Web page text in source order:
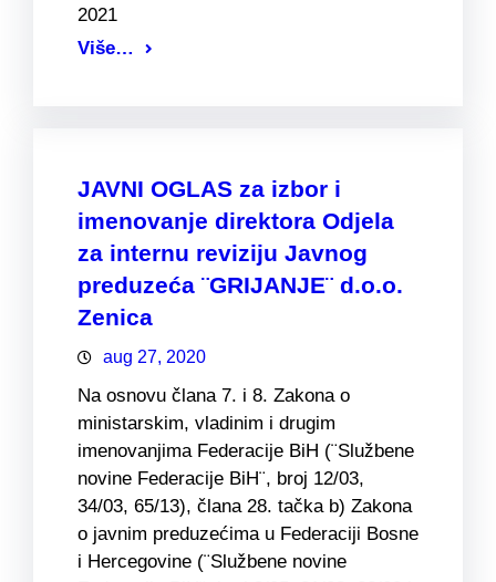
2021
Više…
JAVNI OGLAS za izbor i
imenovanje direktora Odjela
za internu reviziju Javnog
preduzeća ¨GRIJANJE¨ d.o.o.
Zenica
aug 27, 2020
Na osnovu člana 7. i 8. Zakona o
ministarskim, vladinim i drugim
imenovanjima Federacije BiH (¨Službene
novine Federacije BiH¨, broj 12/03,
34/03, 65/13), člana 28. tačka b) Zakona
o javnim preduzećima u Federaciji Bosne
i Hercegovine (¨Službene novine